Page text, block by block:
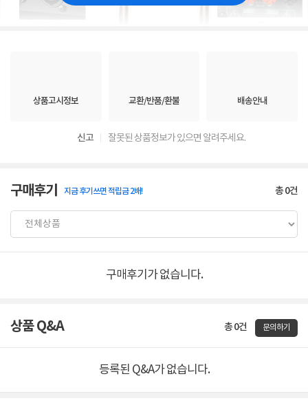
상품고시정보 교환/반품/환불 배송안내
신고 잘못된 상품정보가 있으면 알려주세요.
구매후기 지금 후기쓰면 적립금 2배! 총0건
구매후기가 없습니다.
상품 Q&A 총 0건 문의하기
등록된 Q&A가 없습니다.